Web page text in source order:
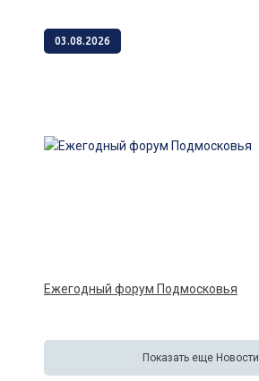
03.08.2026
Ежегодный форум Подмосковья
Показать еще Новости